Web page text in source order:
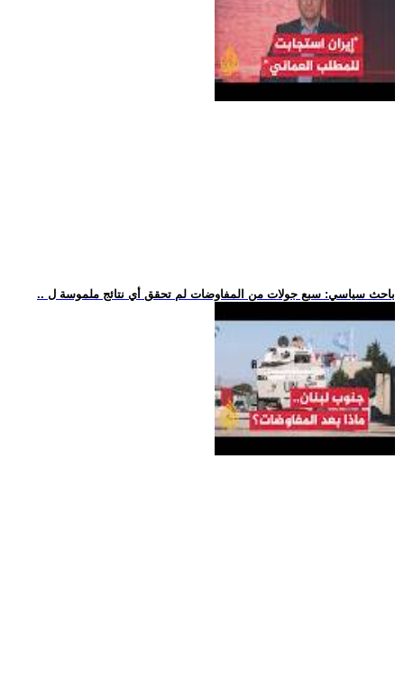
.. باحث سياسي: سبع جولات من المفاوضات لم تحقق أي نتائج ملموسة ل